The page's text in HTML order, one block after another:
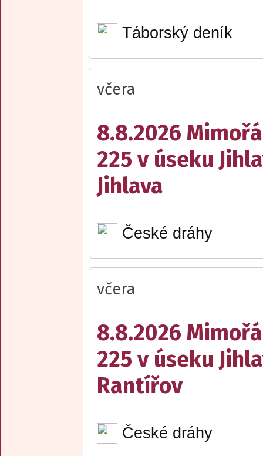
Táborský deník
včera
8.8.2026
225 v úseku
Jihlava
České dráhy
včera
8.8.2026
225 v úseku
Rantířov
České dráhy